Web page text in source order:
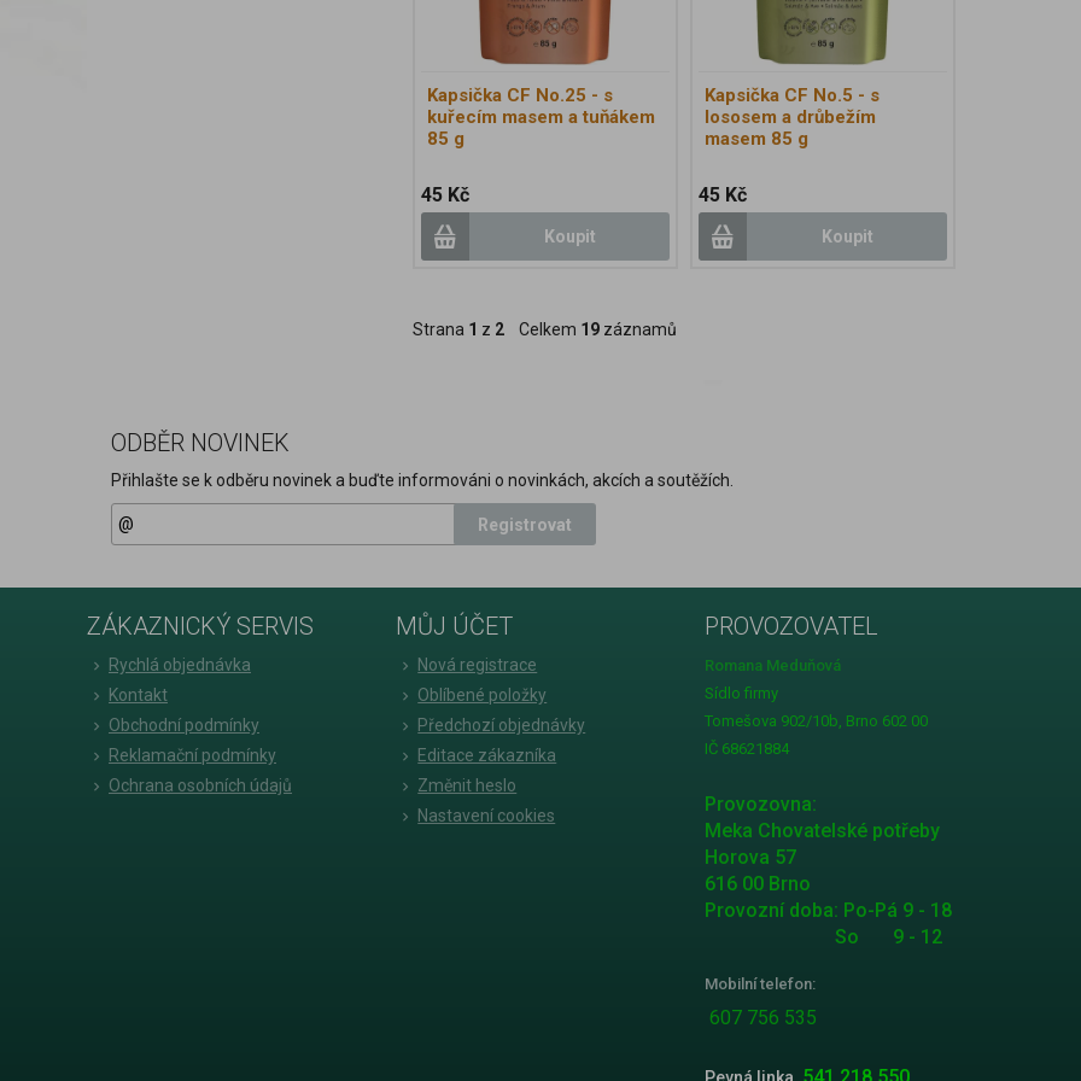
Kapsička CF No.25 - s
kuřecím masem a tuňákem
85 g
45 Kč
Koupit
Kapsička CF No.5 - s
lososem a drůbežím
masem 85 g
45 Kč
Koupit
Strana 1 z 2 Celkem 19 záznamů
ODBĚR NOVINEK
Přihlašte se k odběru novinek a buďte informováni o novinkách, akcích a soutěžích.
Registrovat
ZÁKAZNICKÝ SERVIS
Rychlá objednávka
Kontakt
Obchodní podmínky
Reklamační podmínky
Ochrana osobních údajů
MŮJ ÚČET
Nová registrace
Oblíbené položky
Předchozí objednávky
Editace zákazníka
Změnit heslo
Nastavení cookies
PROVOZOVATEL
Romana Meduňová
Sídlo firmy
Tomešova 902/10b, Brno 602 00
IČ 68621884
Provozovna:
Meka Chovatelské potřeby
Horova 57
616 00 Brno
Provozní doba: Po-Pá 9 - 18
So 9 - 12
Mobilní telefon:
607 756 535